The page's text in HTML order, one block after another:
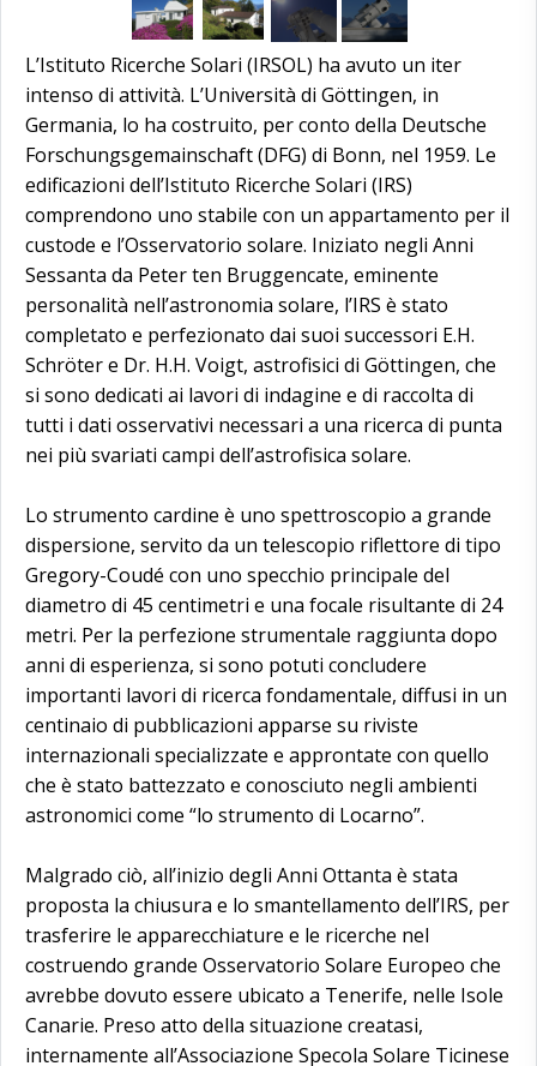
L’Istituto Ricerche Solari (IRSOL) ha avuto un iter
intenso di attività. L’Università di Göttingen, in
Germania, lo ha costruito, per conto della Deutsche
Forschungsgemainschaft (DFG) di Bonn, nel 1959. Le
edificazioni dell’Istituto Ricerche Solari (IRS)
comprendono uno stabile con un appartamento per il
custode e l’Osservatorio solare. Iniziato negli Anni
Sessanta da Peter ten Bruggencate, eminente
personalità nell’astronomia solare, l’IRS è stato
completato e perfezionato dai suoi successori E.H.
Schröter e Dr. H.H. Voigt, astrofisici di Göttingen, che
si sono dedicati ai lavori di indagine e di raccolta di
tutti i dati osservativi necessari a una ricerca di punta
nei più svariati campi dell’astrofisica solare.
Lo strumento cardine è uno spettroscopio a grande
dispersione, servito da un telescopio riflettore di tipo
Gregory-Coudé con uno specchio principale del
diametro di 45 centimetri e una focale risultante di 24
metri. Per la perfezione strumentale raggiunta dopo
anni di esperienza, si sono potuti concludere
importanti lavori di ricerca fondamentale, diffusi in un
centinaio di pubblicazioni apparse su riviste
internazionali specializzate e approntate con quello
che è stato battezzato e conosciuto negli ambienti
astronomici come “lo strumento di Locarno”.
Malgrado ciò, all’inizio degli Anni Ottanta è stata
proposta la chiusura e lo smantellamento dell’IRS, per
trasferire le apparecchiature e le ricerche nel
costruendo grande Osservatorio Solare Europeo che
avrebbe dovuto essere ubicato a Tenerife, nelle Isole
Canarie. Preso atto della situazione creatasi,
internamente all’Associazione Specola Solare Ticinese